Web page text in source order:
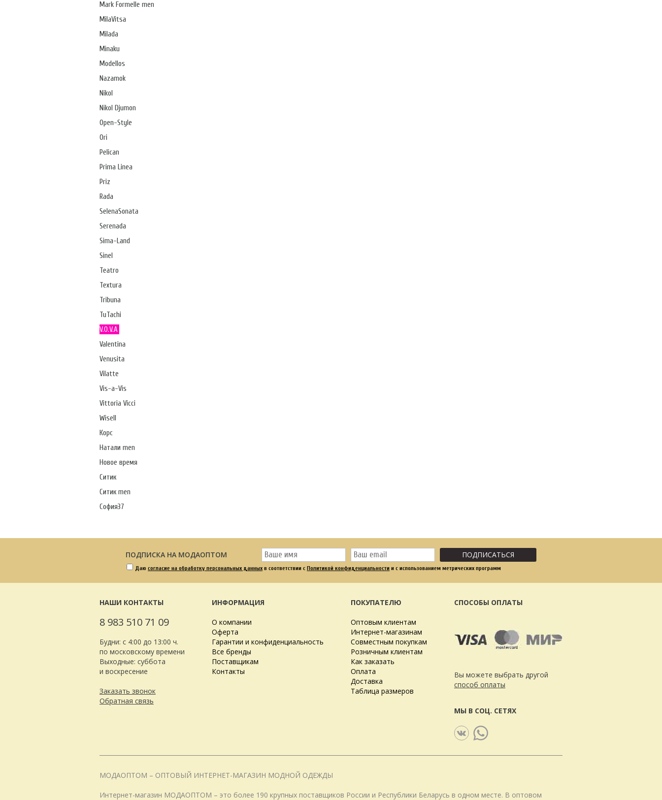
Mark Formelle men
MilaVitsa
Milada
Minaku
Modellos
Nazamok
Nikol
Nikol Djumon
Open-Style
Ori
Pelican
Prima Linea
Priz
Rada
SelenaSonata
Serenada
Sima-Land
Sinel
Teatro
Textura
Tribuna
TuTachi
V.O.V.A
Valentina
Venusita
Vilatte
Vis-a-Vis
Vittoria Vicci
Wisell
Корс
Натали men
Новое время
Ситик
Ситик men
София37
ПОДПИСКА НА МОДАОПТОМ ПОДПИСАТЬСЯ
Даю согласие на обработку персональных данных в соответствии с Политикой конфиденциальности и с использованием метрических программ
НАШИ КОНТАКТЫ
8 983 510 71 09
Будни: с 4:00 до 13:00 ч.
по московскому времени
Выходные: суббота
и воскресение
Заказать звонок
Обратная связь
ИНФОРМАЦИЯ
О компании
Оферта
Гарантии и конфиденциальность
Все бренды
Поставщикам
Контакты
ПОКУПАТЕЛЮ
Оптовым клиентам
Интернет-магазинам
Совместным покупкам
Розничным клиентам
Как заказать
Оплата
Доставка
Таблица размеров
СПОСОБЫ ОПЛАТЫ
Вы можете выбрать другой
способ оплаты
МЫ В СОЦ. СЕТЯХ
МОДАОПТОМ – ОПТОВЫЙ ИНТЕРНЕТ-МАГАЗИН МОДНОЙ ОДЕЖДЫ
Интернет-магазин МОДАОПТОМ – это более 190 крупных поставщиков России и Республики Беларусь в одном месте. В оптовом